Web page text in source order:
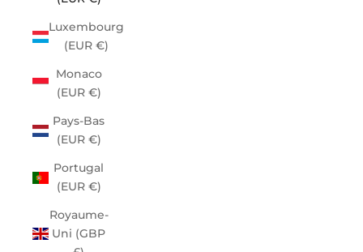
Luxembourg
(EUR €)
Monaco
(EUR €)
Pays-Bas
(EUR €)
Portugal
(EUR €)
Royaume-
Uni (GBP